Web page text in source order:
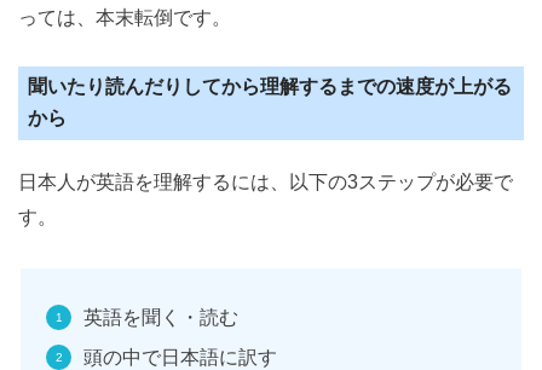
っては、本末転倒です。
聞いたり読んだりしてから理解するまでの速度が上がる
から
日本人が英語を理解するには、以下の3ステップが必要で
す。
英語を聞く・読む
頭の中で日本語に訳す